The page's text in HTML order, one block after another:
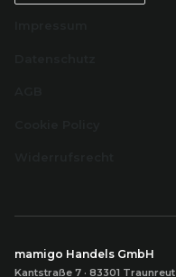
mamigo Handels GmbH
Kantstraße 7 · 83301 Traunreut